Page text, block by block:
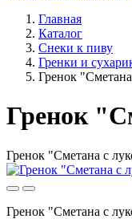
Главная
Каталог
Снеки к пиву
Гренки и
Гренок
Гренок
Гренок "Сметана с
Гренок "Сметана с